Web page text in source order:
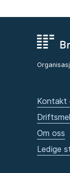
Kontakt
Om oss
Ledige